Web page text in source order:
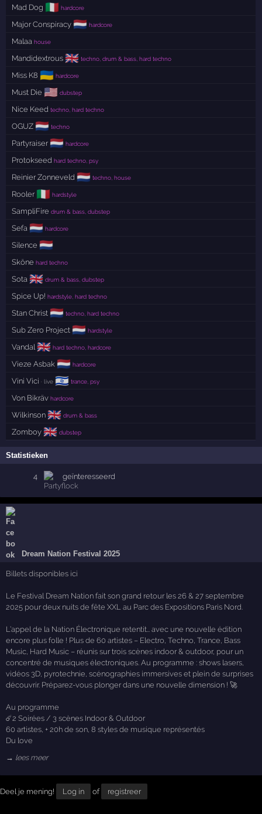
Mad Dog 🇮🇹 hardcore
Major Conspiracy 🇳🇱 hardcore
Malaa house
Mandidextrous 🇬🇧 techno, drum & bass, hard techno
Miss K8 🇺🇦 hardcore
Must Die 🇺🇸 dubstep
Nice Keed techno, hard techno
OGUZ 🇳🇱 techno
Partyraiser 🇳🇱 hardcore
Protokseed hard techno, psy
Reinier Zonneveld 🇳🇱 techno, house
Rooler 🇮🇹 hardstyle
SampliFire drum & bass, dubstep
Sefa 🇳🇱 hardcore
Silence 🇳🇱
Sköne hard techno
Sota 🇬🇧 drum & bass, dubstep
Spice Up! hardstyle, hard techno
Stan Christ 🇳🇱 techno, hard techno
Sub Zero Project 🇳🇱 hardstyle
Vandal 🇬🇧 hard techno, hardcore
Vieze Asbak 🇳🇱 hardcore
Vini Vici · live 🇮🇱 trance, psy
Von Bikräv hardcore
Wilkinson 🇬🇧 drum & bass
Zomboy 🇬🇧 dubstep
Statistieken
4 geïnteresseerd
Dream Nation Festival 2025
Billets disponibles ici
Le Festival Dream Nation fait son grand retour les 26 & 27 septembre
2025 pour deux nuits de fête XXL au Parc des Expositions Paris Nord.
L’appel de la Nation Électronique retentit… avec une nouvelle édition
encore plus folle ! Plus de 60 artistes – Electro, Techno, Trance, Bass
Music, Hard Music – réunis sur trois scènes indoor & outdoor, pour un
concentré de musiques électroniques. Au programme : shows lasers,
vidéos 3D, pyrotechnie, scénographies immersives et plein de surprises
découvrir. Préparez-vous plonger dans une nouvelle dimension ! 🚀
Au programme
☄️2 Soirées / 3 scènes Indoor & Outdoor
60 artistes, + 20h de son, 8 styles de musique représentés
Du love
→ lees meer
Deel je mening! Log in of registreer